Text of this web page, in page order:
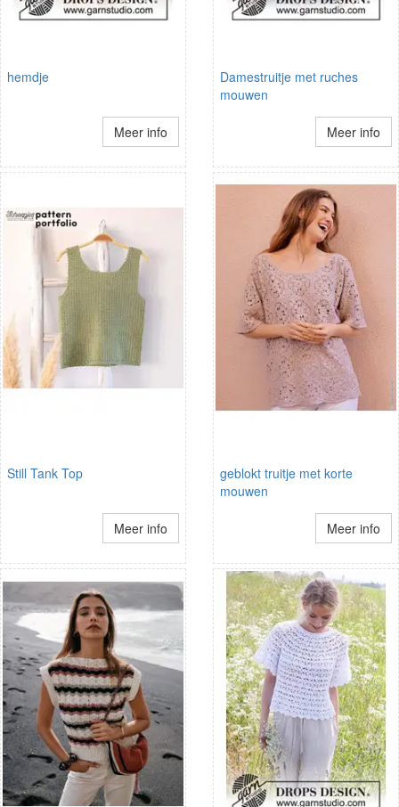
hemdje
Meer info
Damestruitje met ruches
mouwen
Meer info
Still Tank Top
Meer info
geblokt truitje met korte
mouwen
Meer info